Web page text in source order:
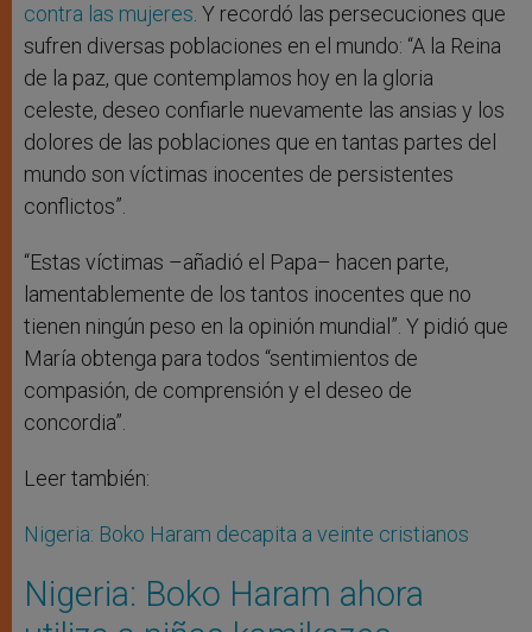
contra las mujeres . Y recordó las persecuciones que
sufren diversas poblaciones en el mundo: “A la Reina
de la paz, que contemplamos hoy en la gloria
celeste, deseo confiarle nuevamente las ansias y los
dolores de las poblaciones que en tantas partes del
mundo son víctimas inocentes de persistentes
conflictos”.
“Estas víctimas –añadió el Papa– hacen parte,
lamentablemente de los tantos inocentes que no
tienen ningún peso en la opinión mundial”. Y pidió que
María obtenga para todos “sentimientos de
compasión, de comprensión y el deseo de
concordia”.
Leer también:
Nigeria: Boko Haram decapita a veinte cristianos
Nigeria: Boko Haram ahora